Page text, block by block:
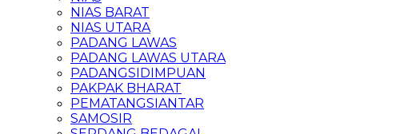
NIAS BARAT
NIAS UTARA
PADANG LAWAS
PADANG LAWAS UTARA
PADANGSIDIMPUAN
PAKPAK BHARAT
PEMATANGSIANTAR
SAMOSIR